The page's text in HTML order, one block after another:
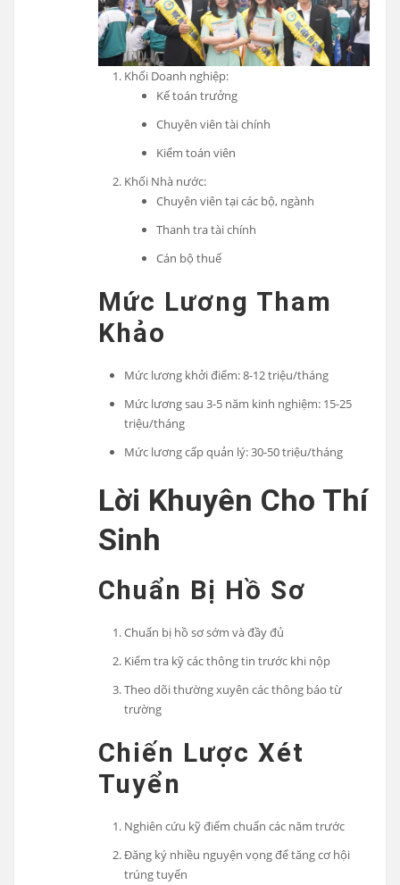
Khối Doanh nghiệp:
Kế toán trưởng
Chuyên viên tài chính
Kiểm toán viên
Khối Nhà nước:
Chuyên viên tại các bộ, ngành
Thanh tra tài chính
Cán bộ thuế
Mức Lương Tham
Khảo
Mức lương khởi điểm: 8-12 triệu/tháng
Mức lương sau 3-5 năm kinh nghiệm: 15-25
triệu/tháng
Mức lương cấp quản lý: 30-50 triệu/tháng
Lời Khuyên Cho Thí
Sinh
Chuẩn Bị Hồ Sơ
Chuẩn bị hồ sơ sớm và đầy đủ
Kiểm tra kỹ các thông tin trước khi nộp
Theo dõi thường xuyên các thông báo từ
trường
Chiến Lược Xét
Tuyển
Nghiên cứu kỹ điểm chuẩn các năm trước
Đăng ký nhiều nguyện vọng để tăng cơ hội
trúng tuyển